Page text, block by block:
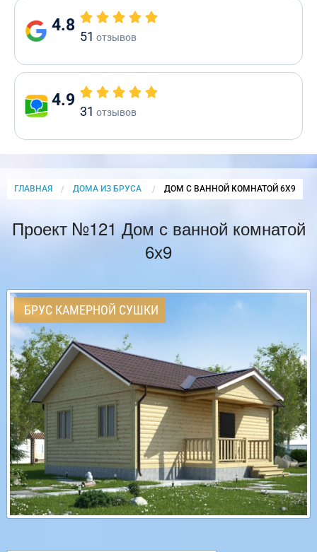
4.8
51 отзывов
4.9
31 отзывов
ГЛАВНАЯ ДОМА ИЗ БРУСА CURRENT:
ДОМ С ВАННОЙ КОМНАТОЙ 6Х9
Проект №121 Дом с ванной комнатой
6х9
БРУС КАМЕРНОЙ СУШКИ